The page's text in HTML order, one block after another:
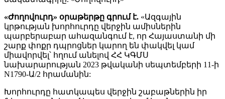
«Ժողովուրդ» օրաթերթը գրում է. «Ազգային
կրթության խորհուրդը վերջին ամիսներին
պարբերաբար ահազանգում է, որ Հայաստանի մի
շարք փոքր դպրոցներ կարող են փակվել կամ
միավորվել՝ հղում անելով ՀՀ ԿԳՄՍ
նախարարության 2023 թվականի սեպտեմբերի 11-ի
N1790-Ա/2 հրամանին:
Խորհուրդը հատկապես վերջին շաբաթներին իր